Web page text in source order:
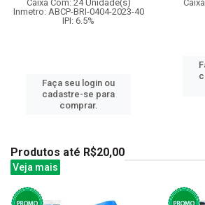
Caixa Com: 24 Unidade(s)
Inmetro: ABCP-BRI-0404-2023-40
IPI: 6.5%
Faça seu login ou
cadastre-se para
comprar.
Produtos até R$20,00
Veja mais